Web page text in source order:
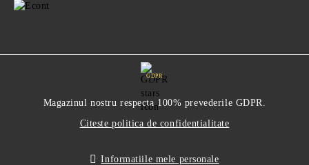
GDPR
Magazinul nostru respecta 100% prevederile GDPR.
Citeste politica de confidentialitate
Informatiile mele personale